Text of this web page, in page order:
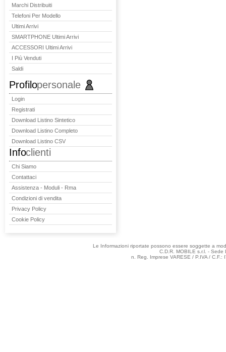
Marchi Distribuiti
Telefoni Per Modello
Ultimi Arrivi
SMARTPHONE Ultimi Arrivi
ACCESSORI Ultimi Arrivi
I Più Venduti
Saldi
Profilopersonale
Login
Registrati
Download Listino Sintetico
Download Listino Completo
Download Listino CSV
Infoclienti
Chi Siamo
Contattaci
Assistenza - Moduli - Rma
Condizioni di vendita
Privacy Policy
Cookie Policy
Le Informazioni riportate possono essere soggette a
C.D.R. MOBILE s.r.l. -
n. Reg. Imprese VARESE / P.IVA /